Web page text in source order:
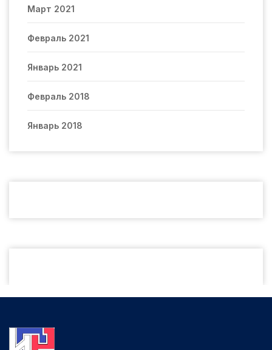
Март 2021
Февраль 2021
Январь 2021
Февраль 2018
Январь 2018